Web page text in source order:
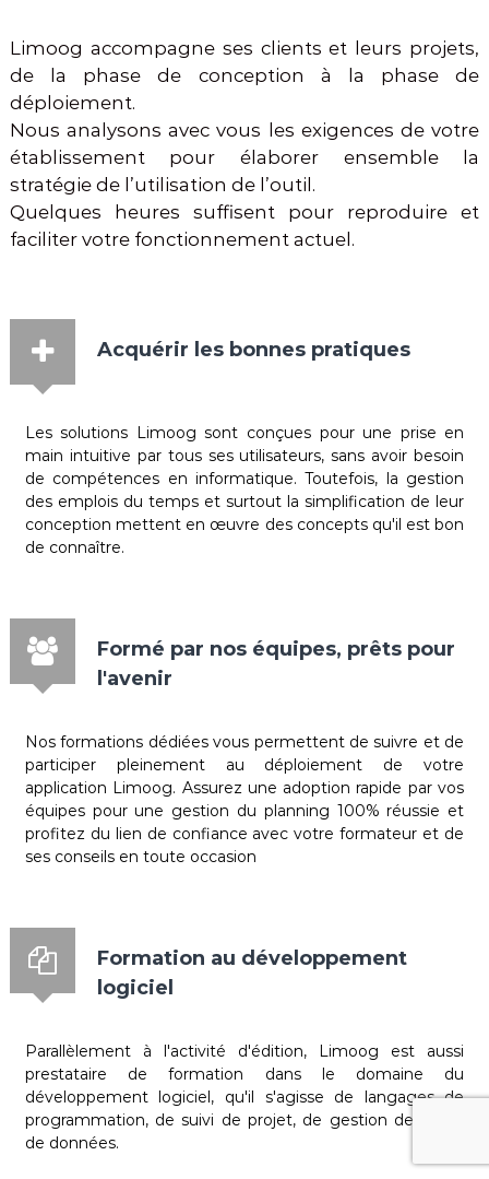
Limoog accompagne ses clients et leurs projets,
de la phase de conception à la phase de
déploiement.
Nous analysons avec vous les exigences de votre
établissement pour élaborer ensemble la
stratégie de l’utilisation de l’outil.
Quelques heures suffisent pour reproduire et
faciliter votre fonctionnement actuel.
Acquérir les bonnes pratiques
Les solutions Limoog sont conçues pour une prise en
main intuitive par tous ses utilisateurs, sans avoir besoin
de compétences en informatique. Toutefois, la gestion
des emplois du temps et surtout la simplification de leur
conception mettent en œuvre des concepts qu'il est bon
de connaître.
Formé par nos équipes, prêts pour
l'avenir
Nos formations dédiées vous permettent de suivre et de
participer pleinement au déploiement de votre
application Limoog. Assurez une adoption rapide par vos
équipes pour une gestion du planning 100% réussie et
profitez du lien de confiance avec votre formateur et de
ses conseils en toute occasion
Formation au développement
logiciel
Parallèlement à l'activité d'édition, Limoog est aussi
prestataire de formation dans le domaine du
développement logiciel, qu'il s'agisse de langages de
programmation, de suivi de projet, de gestion de bases
de données.